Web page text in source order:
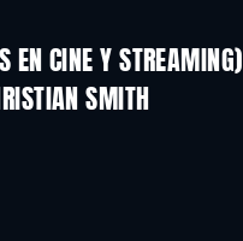
EN CINE Y STREAMING)
SMITH